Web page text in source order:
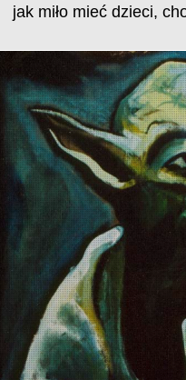
jak miło mieć dzieci,